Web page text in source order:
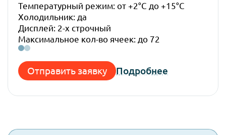
Температурный режим: от +2°C до +15°C
Холодильник: да
Дисплей: 2-х строчный
Максимальное кол-во ячеек: до 72
Отправить заявку Подробнее